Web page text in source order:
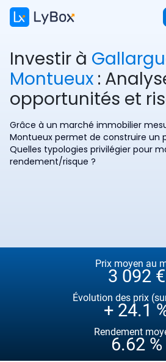
Investir à
Montueux :
opportunités et
Grâce à un marché immobilier
Montueux permet de construire un
Quelles typologies privilégier pour
rendement/risque ?
Prix moyen au
3 092 €
Évolution des prix
+ 24.1
Rendement
6.62 %